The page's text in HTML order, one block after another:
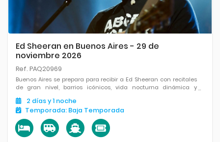
Ed Sheeran en Buenos Aires - 29 de
noviembre 2026
Ref. PAQ20969
Buenos Aires se prepara para recibir a Ed Sheeran con recitales
de gran nivel, barrios icónicos, vida nocturna dinámica y
2 díasy 1 noche
Temporada: Baja Temporada